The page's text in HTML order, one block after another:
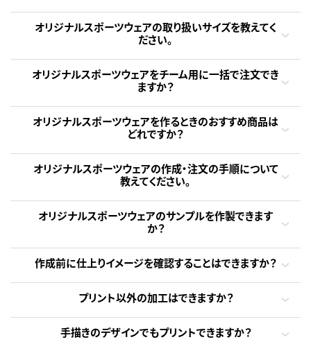
オリジナルスポーツウェアの取り扱いサイズを教えてく
ださい。
オリジナルスポーツウェアをチーム用に一括で注文でき
ますか？
オリジナルスポーツウェアを作るときのおすすめ商品は
どれですか？
オリジナルスポーツウェアの作成・注文の手順について
教えてください。
オリジナルスポーツウェアのサンプルを作製できます
か？
作成前に仕上りイメージを確認することはできますか？
プリント以外の加工はできますか？
手描きのデザインでもプリントできますか？